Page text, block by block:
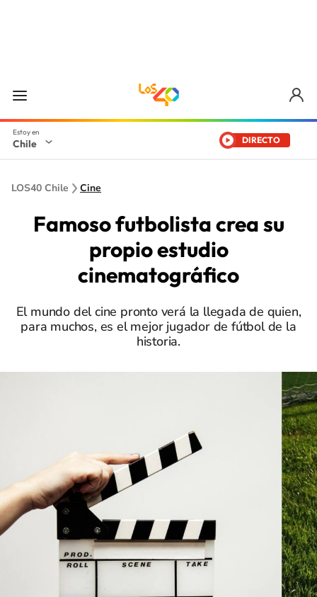
Chile DIRECTO
LOS40 Chile Cine
Famoso futbolista crea su
propio estudio
cinematográfico
El mundo del cine pronto verá la llegada de quien,
para muchos, es el mejor jugador de fútbol de la
historia.